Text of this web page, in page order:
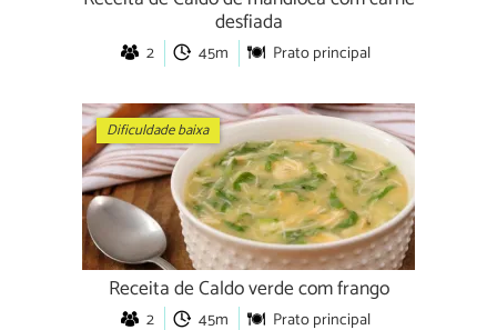
desfiada
2 45m Prato principal
Dificuldade baixa
Receita de Caldo verde com frango
2 45m Prato principal